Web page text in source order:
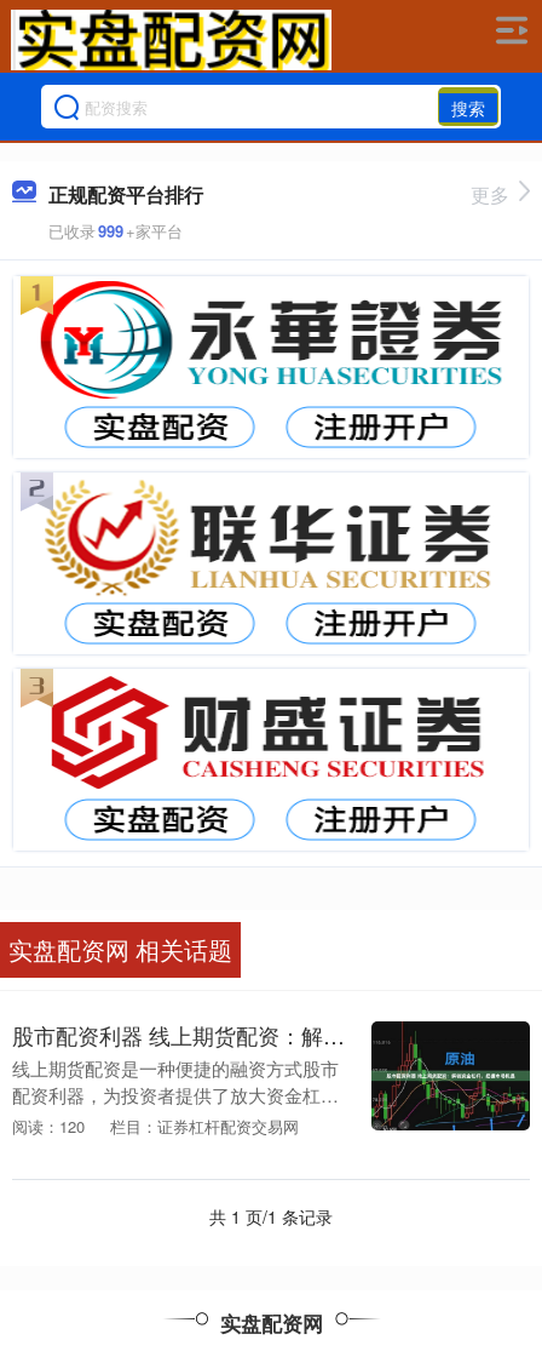
搜索
正规配资平台排行
已收录999+家平台
更多
实盘配资网 相关话题
股市配资利器 线上期货配资：解锁资金杠杆，把握市场机遇
线上期货配资是一种便捷的融资方式股市
配资利器，为投资者提供了放大资金杠杆
的途径。通过配资，投资者可以以较小的
益潜力。 首先，....
阅读：120 栏目：证券杠杆配资交易网
共 1 页/1 条记录
实盘配资网